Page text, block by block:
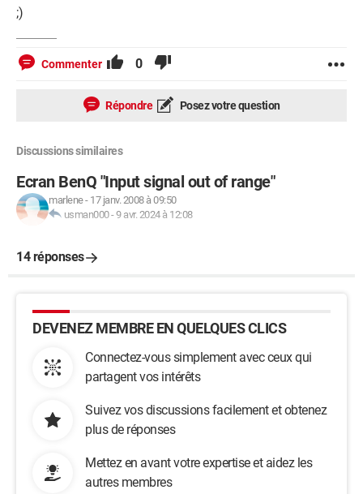
;)
Commenter 0
Répondre Posez votre question
Discussions similaires
Ecran BenQ "Input signal out of range"
marlene- 17 janv. 2008 à 09:50
usman000-9 avr. 2024 à 12:08
14 réponses
DEVENEZ MEMBRE EN QUELQUES CLICS
Connectez-vous simplement avec ceux qui
partagent vos intérêts
Suivez vos discussions facilement et obtenez
plus de réponses
Mettez en avant votre expertise et aidez les
autres membres